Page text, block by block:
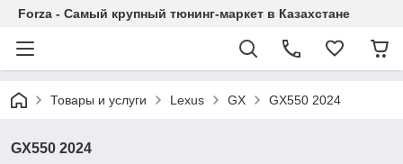
Forza - Самый крупный тюнинг-маркет в Казахстане
Товары и услуги Lexus GX GX550 2024
GX550 2024